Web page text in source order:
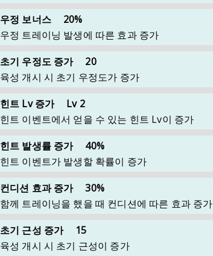
우정 보너스
20%
우정 트레이닝 발생에 따른 효과 증가
초기 우정도 증가
20
육성 개시 시 초기 우정도가 증가
힌트 Lv 증가
Lv 2
힌트 이벤트에서 얻을 수 있는 힌트 Lv이 증가
힌트 발생률 증가
40%
힌트 이벤트가 발생할 확률이 증가
컨디션 효과 증가
30%
함께 트레이닝을 했을 때 컨디션에 따른 효과 증가
초기 근성 증가
15
육성 개시 시 초기 근성이 증가